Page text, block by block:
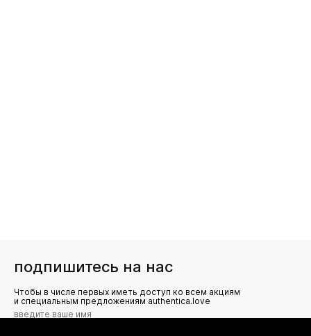
подпишитесь на нас
Чтобы в числе первых иметь доступ ко всем акциям
и специальным предложениям authentica.love